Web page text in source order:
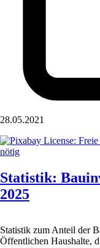
28.05.2021
Statistik:
2025
Statistik zum Anteil der
Öffentlichen Haushalte,